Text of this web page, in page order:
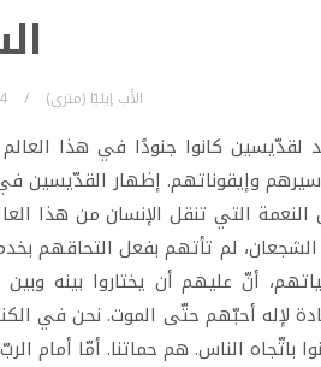
الأب إيليّا (متري)
لقدّيسين كانوا جنودًا في هذا
وإيقوناتهم. إظهار القدّيسين
النعمة التي تنقل الإنسان من هذا
الشجعان، لم تأتهم بفعل التحاقهم
أنّ عليهم أن يختاروا بينه
لإله أحبّهم حتّى الموت. نحن في
باتّجاه الناس. هم حماتنا. أمّا